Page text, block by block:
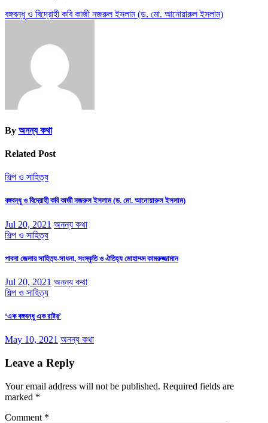
Post
বঙ্গবন্ধু ও বিদ্রোহী কবি কাজী নজরুল ইসলাম (ড. মো. আনোয়ারুল ইসলাম)
By অনন্য কথা
Related Post
শিল্প ও সাহিত্য
বঙ্গবন্ধু ও বিদ্রোহী কবি কাজী নজরুল ইসলাম (ড. মো. আনোয়ারুল ইসলাম)
Jul 20, 2021 অনন্য কথা
শিল্প ও সাহিত্য
পাবনা জেলার সাহিত্য-সাধনা, সংস্কৃতি ও ঐতিহ্য মোহাম্মদ কামরুজ্জামান
Jul 20, 2021 অনন্য কথা
শিল্প ও সাহিত্য
‘এক বঙ্গবন্ধু এক রাষ্ট্র’
May 10, 2021 অনন্য কথা
Leave a Reply
Your email address will not be published. Required fields are
marked *
Comment *